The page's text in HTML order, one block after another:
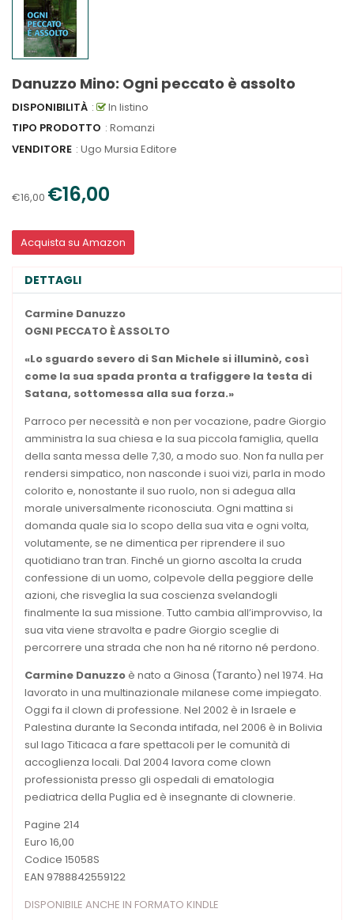
Danuzzo Mino: Ogni peccato è assolto
DISPONIBILITÀ :
In listino
TIPO PRODOTTO : Romanzi
VENDITORE : Ugo Mursia Editore
€16,00 €16,00
Acquista su Amazon
DETTAGLI
Carmine Danuzzo
OGNI PECCATO ÈASSOLTO
«Lo sguardo severo di San Michele si illuminò, così
come la sua spada pronta a trafiggere la testa di
Satana, sottomessa alla sua forza.»
Parroco per necessità e non per vocazione, padre Giorgio
amministra la sua chiesa e la sua piccola famiglia, quella
della santa messa delle 7,30, a modo suo. Non fa nulla per
rendersi simpatico, non nasconde i suoi vizi, parla in modo
colorito e, nonostante il suo ruolo, non si adegua alla
morale universalmente riconosciuta. Ogni mattina si
domanda quale sia lo scopo della sua vita e ogni volta,
volutamente, se ne dimentica per riprendere il suo
quotidiano tran tran. Finché un giorno ascolta la cruda
confessione di un uomo, colpevole della peggiore delle
azioni, che risveglia la sua coscienza svelandogli
finalmente la sua missione. Tutto cambia all’improvviso, la
sua vita viene stravolta e padre Giorgio sceglie di
percorrere una strada che non ha né ritorno né perdono.
Carmine Danuzzoè nato a Ginosa (Taranto) nel 1974. Ha
lavorato in una multinazionale milanese come impiegato.
Oggi fa il clown di professione. Nel 2002 è in Israele e
Palestina durante la Seconda intifada, nel 2006 è in Bolivia
sul lago Titicaca a fare spettacoli per le comunità di
accoglienza locali. Dal 2004 lavora come clown
professionista presso gli ospedali di ematologia
pediatrica della Puglia ed è insegnante di clownerie.
Pagine 214
Euro 16,00
Codice 15058S
EAN 9788842559122
DISPONIBILE ANCHE IN FORMATO KINDLE